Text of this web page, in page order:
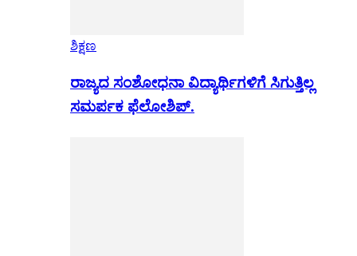
ಶಿಕ್ಷಣ
ರಾಜ್ಯದ ಸಂಶೋಧನಾ ವಿದ್ಯಾರ್ಥಿಗಳಿಗೆ ಸಿಗುತ್ತಿಲ್ಲ
ಸಮರ್ಪಕ ಫೆಲೋಶಿಪ್.